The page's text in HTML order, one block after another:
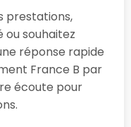
prestations,
ou souhaitez
réponse rapide
France B par
écoute pour